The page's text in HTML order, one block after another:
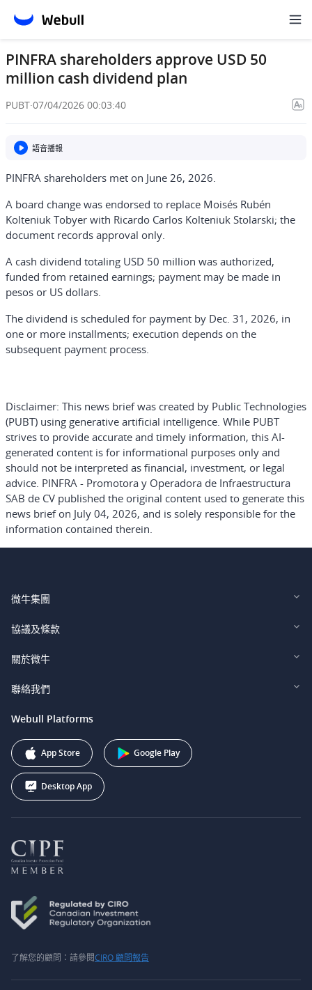
PINFRA shareholders approve USD 50
million cash dividend plan
PUBT·07/04/2026 00:03:40
語音播報
PINFRA shareholders met on June 26, 2026.
A board change was endorsed to replace Moisés Rubén
Kolteniuk Tobyer with Ricardo Carlos Kolteniuk Stolarski; the
document records approval only.
A cash dividend totaling USD 50 million was authorized,
funded from retained earnings; payment may be made in
pesos or US dollars.
The dividend is scheduled for payment by Dec. 31, 2026, in
one or more installments; execution depends on the
subsequent payment process.
Disclaimer: This news brief was created by Public Technologies
(PUBT) using generative artificial intelligence. While PUBT
strives to provide accurate and timely information, this AI-
generated content is for informational purposes only and
should not be interpreted as financial, investment, or legal
advice. PINFRA - Promotora y Operadora de Infraestructura
SAB de CV published the original content used to generate this
news brief on July 04, 2026, and is solely responsible for the
information contained therein.
微牛集團
Webull Financial LLC (US)
Webull Securities South Africa (Pty) Ltd.
Webull Securities (Australia) Pty. Ltd.
Webull Corporation
協議及條款
Legal and Disclosures
關於微牛
投資者關係
聯絡我們
support@webull.ca
+1 (888) 228-0958
Webull Platforms
App Store Google Play
Desktop App
了解您的顧問：請參閱CIRO 顧問報告